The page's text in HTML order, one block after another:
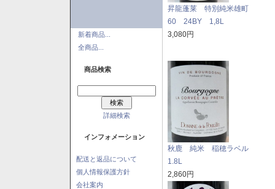
新着商品...
全商品...
商品検索
詳細検索
インフォメーション
配送と返品について
個人情報保護方針
会社案内
昇龍蓬莱 特別純米雄町
60 24BY 1,8L
3,080円
秋鹿 純米 稲穂ラベル
1.8L
2,860円